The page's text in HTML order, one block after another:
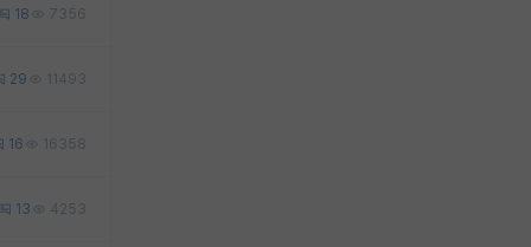
18 7356
29 11493
16 16358
13 4253